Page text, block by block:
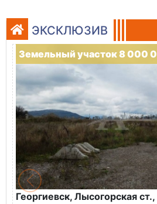
ЭКСКЛЮЗИВ
Земельный участок 8 000
Георгиевск, Лысогорская